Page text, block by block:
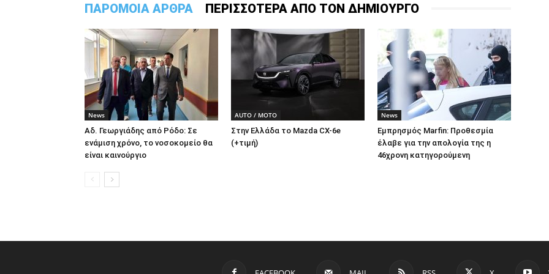
ΠΑΡΟΜΟΙΑ ΑΡΘΡΑ ΠΕΡΙΣΣΟΤΕΡΑ ΑΠΟ ΤΟΝ ΔΗΜΙΟΥΡΓΟ
News
Αδ. Γεωργιάδης από Ρόδο: Σε
ενάμιση χρόνο, το νοσοκομείο θα
είναι καινούργιο
AUTO / MOTO
Στην Ελλάδα το Mazda CX-6e
(+τιμή)
News
Εμπρησμός Marfin: Προθεσμία
έλαβε για την απολογία της η
46χρονη κατηγορούμενη